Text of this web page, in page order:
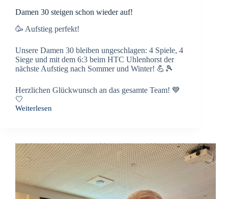
Damen 30 steigen schon wieder auf!
🥳 Aufstieg perfekt!
Unsere Damen 30 bleiben ungeschlagen: 4 Spiele, 4
Siege und mit dem 6:3 beim HTC Uhlenhorst der
nächste Aufstieg nach Sommer und Winter! 💪🎾
Herzlichen Glückwunsch an das gesamte Team! 💙
🤍
Weiterlesen
Damen
wieder
auf!